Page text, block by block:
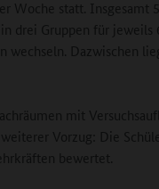
Woche statt. Insgesamt 51
drei Gruppen für jeweils
wechseln. Dazwischen
mit
Vorzug: Die
bewertet.